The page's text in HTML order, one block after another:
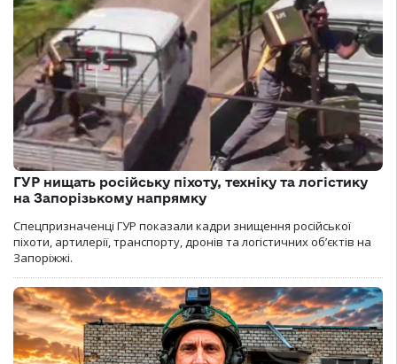
ГУР нищать російську піхоту, техніку та логістику
на Запорізькому напрямку
Спецпризначенці ГУР показали кадри знищення російської
піхоти, артилерії, транспорту, дронів та логістичних об’єктів на
Запоріжжі.